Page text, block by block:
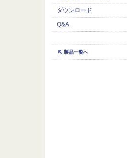
ダウンロード
Q&A
製品一覧へ